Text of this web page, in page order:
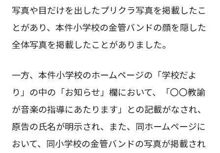
写真や目だけを出したプリクラ写真を掲載したこ
とがあり、本件小学校の金管バンドの顔を隠した
全体写真を掲載したことがありました。
一方、本件小学校のホームページの「学校だよ
り」の中の「お知らせ」欄において、「〇〇教諭
が音楽の指導にあたります」との記載がなされ、
原告の氏名が明示され、また、同ホームページに
おいて、同小学校の金管バンドの写真が掲載され